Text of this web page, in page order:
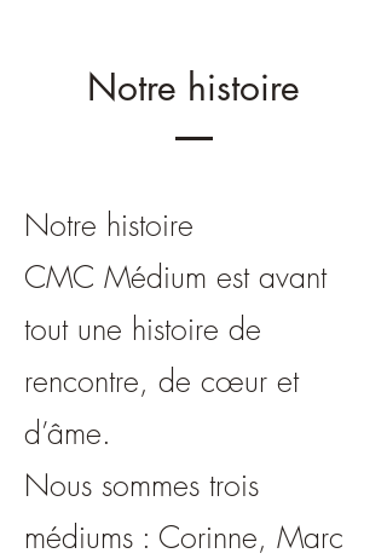
Notre histoire
Notre histoire
CMC Médium est avant
tout une histoire de
rencontre, de cœur et
d’âme.
Nous sommes trois
médiums : Corinne, Marc